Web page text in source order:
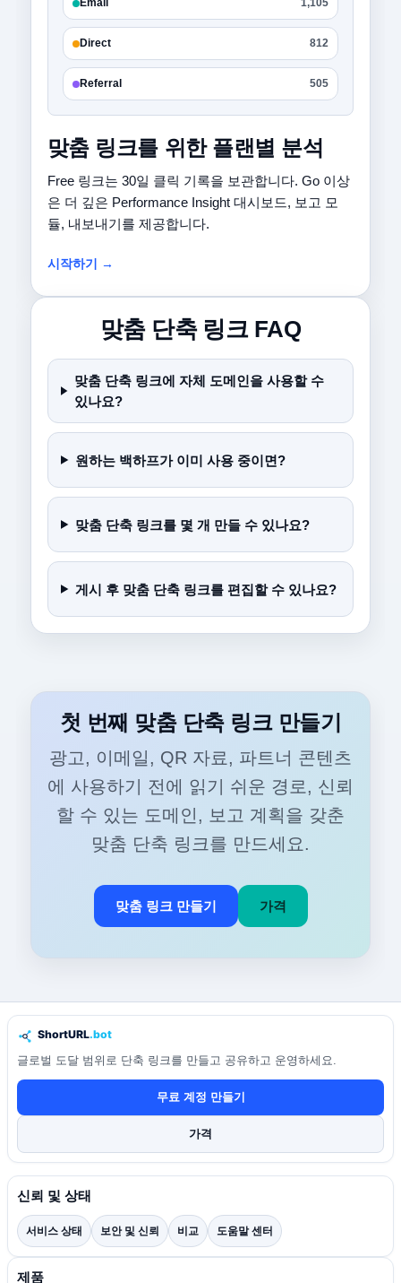
Email 1,105
Direct 812
Referral 505
맞춤 링크를 위한 플랜별 분석
Free 링크는 30일 클릭 기록을 보관합니다. Go 이상
은 더 깊은 Performance Insight 대시보드, 보고 모
듈, 내보내기를 제공합니다.
시작하기 →
맞춤 단축 링크 FAQ
맞춤 단축 링크에 자체 도메인을 사용할 수
있나요?
원하는 백하프가 이미 사용 중이면?
맞춤 단축 링크를 몇 개 만들 수 있나요?
게시 후 맞춤 단축 링크를 편집할 수 있나요?
첫 번째 맞춤 단축 링크 만들기
광고, 이메일, QR 자료, 파트너 콘텐츠
에 사용하기 전에 읽기 쉬운 경로, 신뢰
할 수 있는 도메인, 보고 계획을 갖춘
맞춤 단축 링크를 만드세요.
맞춤 링크 만들기 가격
글로벌 도달 범위로 단축 링크를 만들고 공유하고 운영하세요.
무료 계정 만들기
가격
신뢰 및 상태
서비스 상태 보안 및 신뢰 비교 도움말 센터
제품